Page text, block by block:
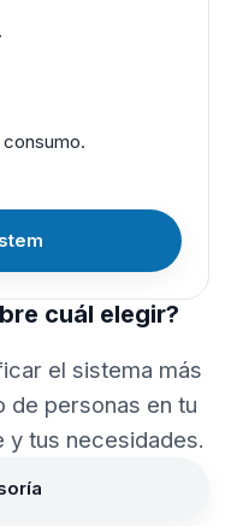
cuál elegir?
el sistema más
de personas en tu
y tus necesidades.